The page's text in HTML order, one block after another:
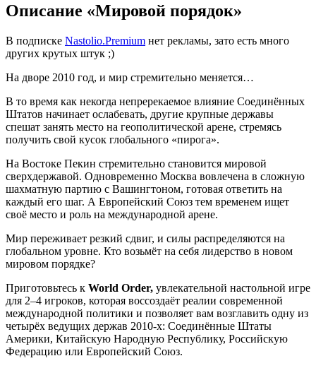
Описание «Мировой порядок»
В подписке Nastolio.Premium нет рекламы, зато есть много
других крутых штук ;)
На дворе 2010 год, и мир стремительно меняется…
В то время как некогда непререкаемое влияние Соединённых
Штатов начинает ослабевать, другие крупные державы
спешат занять место на геополитической арене, стремясь
получить свой кусок глобального «пирога».
На Востоке Пекин стремительно становится мировой
сверхдержавой. Одновременно Москва вовлечена в сложную
шахматную партию с Вашингтоном, готовая ответить на
каждый его шаг. А Европейский Союз тем временем ищет
своё место и роль на международной арене.
Мир переживает резкий сдвиг, и силы распределяются на
глобальном уровне. Кто возьмёт на себя лидерство в новом
мировом порядке?
Приготовьтесь к World Order, увлекательной настольной игре
для 2–4 игроков, которая воссоздаёт реалии современной
международной политики и позволяет вам возглавить одну из
четырёх ведущих держав 2010-х: Соединённые Штаты
Америки, Китайскую Народную Республику, Российскую
Федерацию или Европейский Союз.